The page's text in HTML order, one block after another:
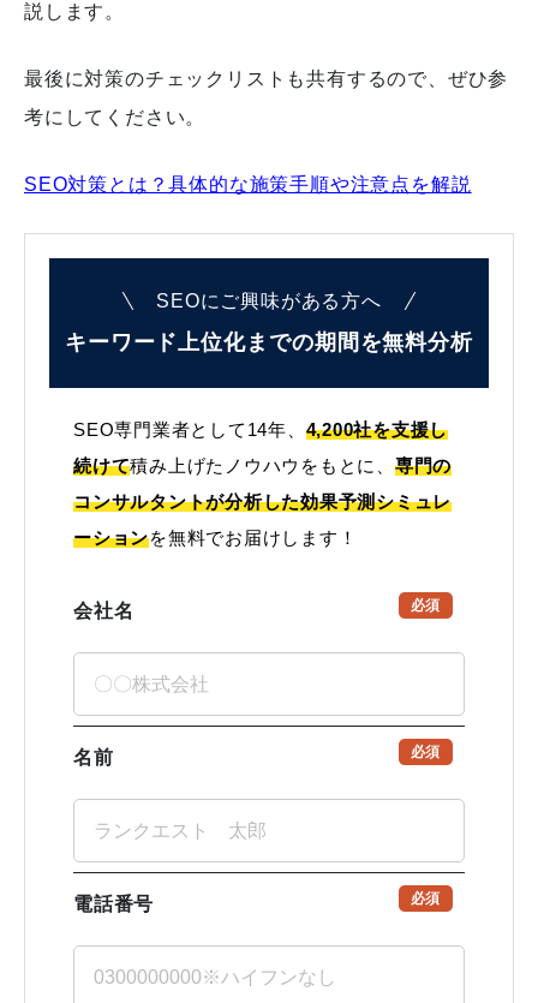
説します。
最後に対策のチェックリストも共有するので、ぜひ参
考にしてください。
SEO対策とは？具体的な施策手順や注意点を解説
SEOにご興味がある方へ
キーワード上位化までの期間を無料分析
SEO専門業者として14年、 4,200社を支援し
続けて積み上げたノウハウをもとに、 専門の
コンサルタントが分析した効果予測シミュレ
ーションを無料でお届けします！
会社名 必須
名前 必須
電話番号 必須